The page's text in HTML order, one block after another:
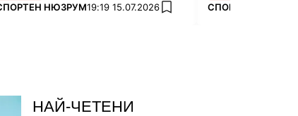
ОТНЮЗРУМ19:19 15.07.2026 add favoritesПОВЕЧЕ ОТ
СПОРТЕН НЮЗРУМ
НАЙ-ЧЕТЕНИ